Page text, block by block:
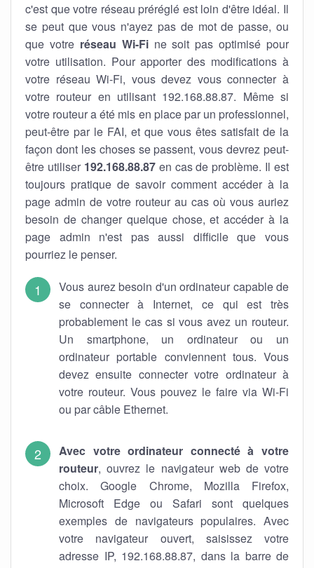
c'est que votre réseau préréglé est loin d'être idéal. Il
se peut que vous n'ayez pas de mot de passe, ou
que votre réseau Wi-Fine soit pas optimisé pour
votre utilisation. Pour apporter des modifications à
votre réseau Wi-Fi, vous devez vous connecter à
votre routeur en utilisant 192.168.88.87. Même si
votre routeur a été mis en place par un professionnel,
peut-être par le FAI, et que vous êtes satisfait de la
façon dont les choses se passent, vous devrez peut-
être utiliser 192.168.88.87en cas de problème. Il est
toujours pratique de savoir comment accéder à la
page admin de votre routeur au cas où vous auriez
besoin de changer quelque chose, et accéder à la
page admin n'est pas aussi difficile que vous
pourriez le penser.
Vous aurez besoin d'un ordinateur capable de
se connecter à Internet, ce qui est très
probablement le cas si vous avez un routeur.
Un smartphone, un ordinateur ou un
ordinateur portable conviennent tous. Vous
devez ensuite connecter votre ordinateur à
votre routeur. Vous pouvez le faire via Wi-Fi
ou par câble Ethernet.
Avec votre ordinateur connecté à votre
routeur, ouvrez le navigateur web de votre
choix. Google Chrome, Mozilla Firefox,
Microsoft Edge ou Safari sont quelques
exemples de navigateurs populaires. Avec
votre navigateur ouvert, saisissez votre
adresse IP, 192.168.88.87, dans la barre de